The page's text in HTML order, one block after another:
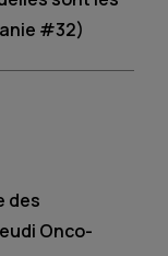
#32)
des
Onco-